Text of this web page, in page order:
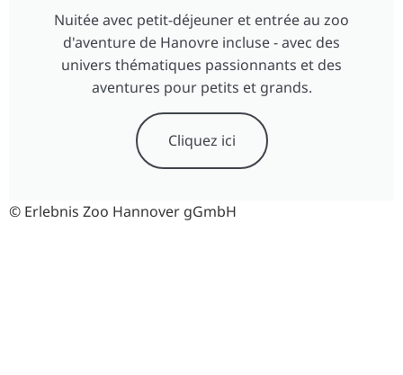
Nuitée avec petit-déjeuner et entrée au zoo
d'aventure de Hanovre incluse - avec des
univers thématiques passionnants et des
aventures pour petits et grands.
Cliquez ici
© Erlebnis Zoo Hannover gGmbH